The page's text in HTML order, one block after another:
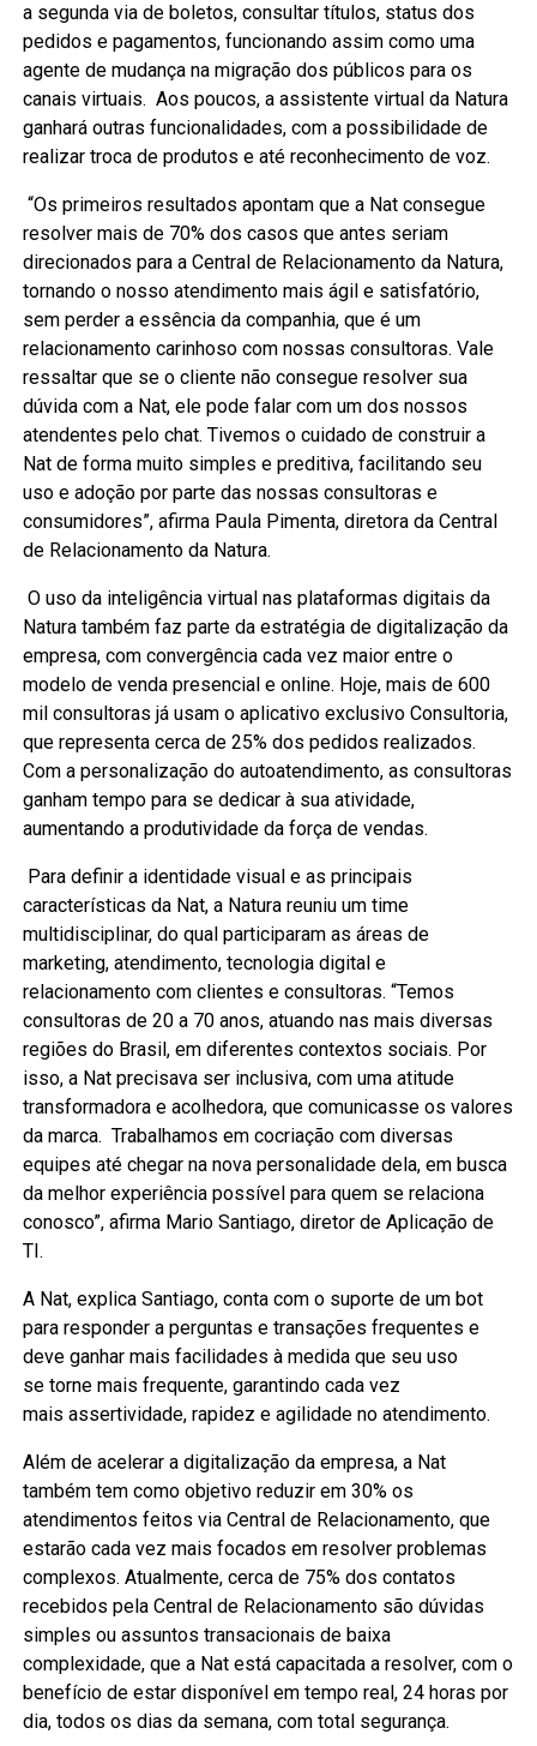
a segunda via de boletos, consultar títulos, status dos
pedidos e pagamentos, funcionando assim como uma
agente de mudança na migração dos públicos para os
canais virtuais. Aos poucos, a assistente virtual da Natura
ganhará outras funcionalidades, com a possibilidade de
realizar troca de produtos e até reconhecimento de voz.
“Os primeiros resultados apontam que a Nat consegue
resolver mais de 70% dos casos que antes seriam
direcionados para a Central de Relacionamento da Natura,
tornando o nosso atendimento mais ágil e satisfatório,
sem perder a essência da companhia, que é um
relacionamento carinhoso com nossas consultoras. Vale
ressaltar que se o cliente não consegue resolver sua
dúvida com a Nat, ele pode falar com um dos nossos
atendentes pelo chat. Tivemos o cuidado de construir a
Nat de forma muito simples e preditiva, facilitando seu
uso e adoção por parte das nossas consultoras e
consumidores”, afirma Paula Pimenta, diretora da Central
de Relacionamento da Natura.
O uso da inteligência virtual nas plataformas digitais da
Natura também faz parte da estratégia de digitalização da
empresa, com convergência cada vez maior entre o
modelo de venda presencial e online. Hoje, mais de 600
mil consultoras já usam o aplicativo exclusivo Consultoria,
que representa cerca de 25% dos pedidos realizados.
Com a personalização do autoatendimento, as consultoras
ganham tempo para se dedicar à sua atividade,
aumentando a produtividade da força de vendas.
Para definir a identidade visual e as principais
características da Nat, a Natura reuniu um time
multidisciplinar, do qual participaram as áreas de
marketing, atendimento, tecnologia digital e
relacionamento com clientes e consultoras. “Temos
consultoras de 20 a 70 anos, atuando nas mais diversas
regiões do Brasil, em diferentes contextos sociais. Por
isso, a Nat precisava ser inclusiva, com uma atitude
transformadora e acolhedora, que comunicasse os valores
da marca. Trabalhamos em cocriação com diversas
equipes até chegar na nova personalidade dela, em busca
da melhor experiência possível para quem se relaciona
conosco”, afirma Mario Santiago, diretor de Aplicação de
TI.
A Nat, explica Santiago, conta com o suporte de um bot
para responder a perguntas e transações frequentes e
deve ganhar mais facilidades à medida que seu uso
se torne mais frequente, garantindo cada vez
mais assertividade, rapidez e agilidade no atendimento.
Além de acelerar a digitalização da empresa, a Nat
também tem como objetivo reduzir em 30% os
atendimentos feitos via Central de Relacionamento, que
estarão cada vez mais focados em resolver problemas
complexos. Atualmente, cerca de 75% dos contatos
recebidos pela Central de Relacionamento são dúvidas
simples ou assuntos transacionais de baixa
complexidade, que a Nat está capacitada a resolver, com o
benefício de estar disponível em tempo real, 24 horas por
dia, todos os dias da semana, com total segurança.